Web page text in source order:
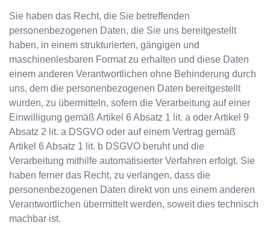
Sie haben das Recht, die Sie betreffenden
personenbezogenen Daten, die Sie uns bereitgestellt
haben, in einem strukturierten, gängigen und
maschinenlesbaren Format zu erhalten und diese Daten
einem anderen Verantwortlichen ohne Behinderung durch
uns, dem die personenbezogenen Daten bereitgestellt
wurden, zu übermitteln, sofern die Verarbeitung auf einer
Einwilligung gemäß Artikel 6 Absatz 1 lit. a oder Artikel 9
Absatz 2 lit. a DSGVO oder auf einem Vertrag gemäß
Artikel 6 Absatz 1 lit. b DSGVO beruht und die
Verarbeitung mithilfe automatisierter Verfahren erfolgt. Sie
haben ferner das Recht, zu verlangen, dass die
personenbezogenen Daten direkt von uns einem anderen
Verantwortlichen übermittelt werden, soweit dies technisch
machbar ist.